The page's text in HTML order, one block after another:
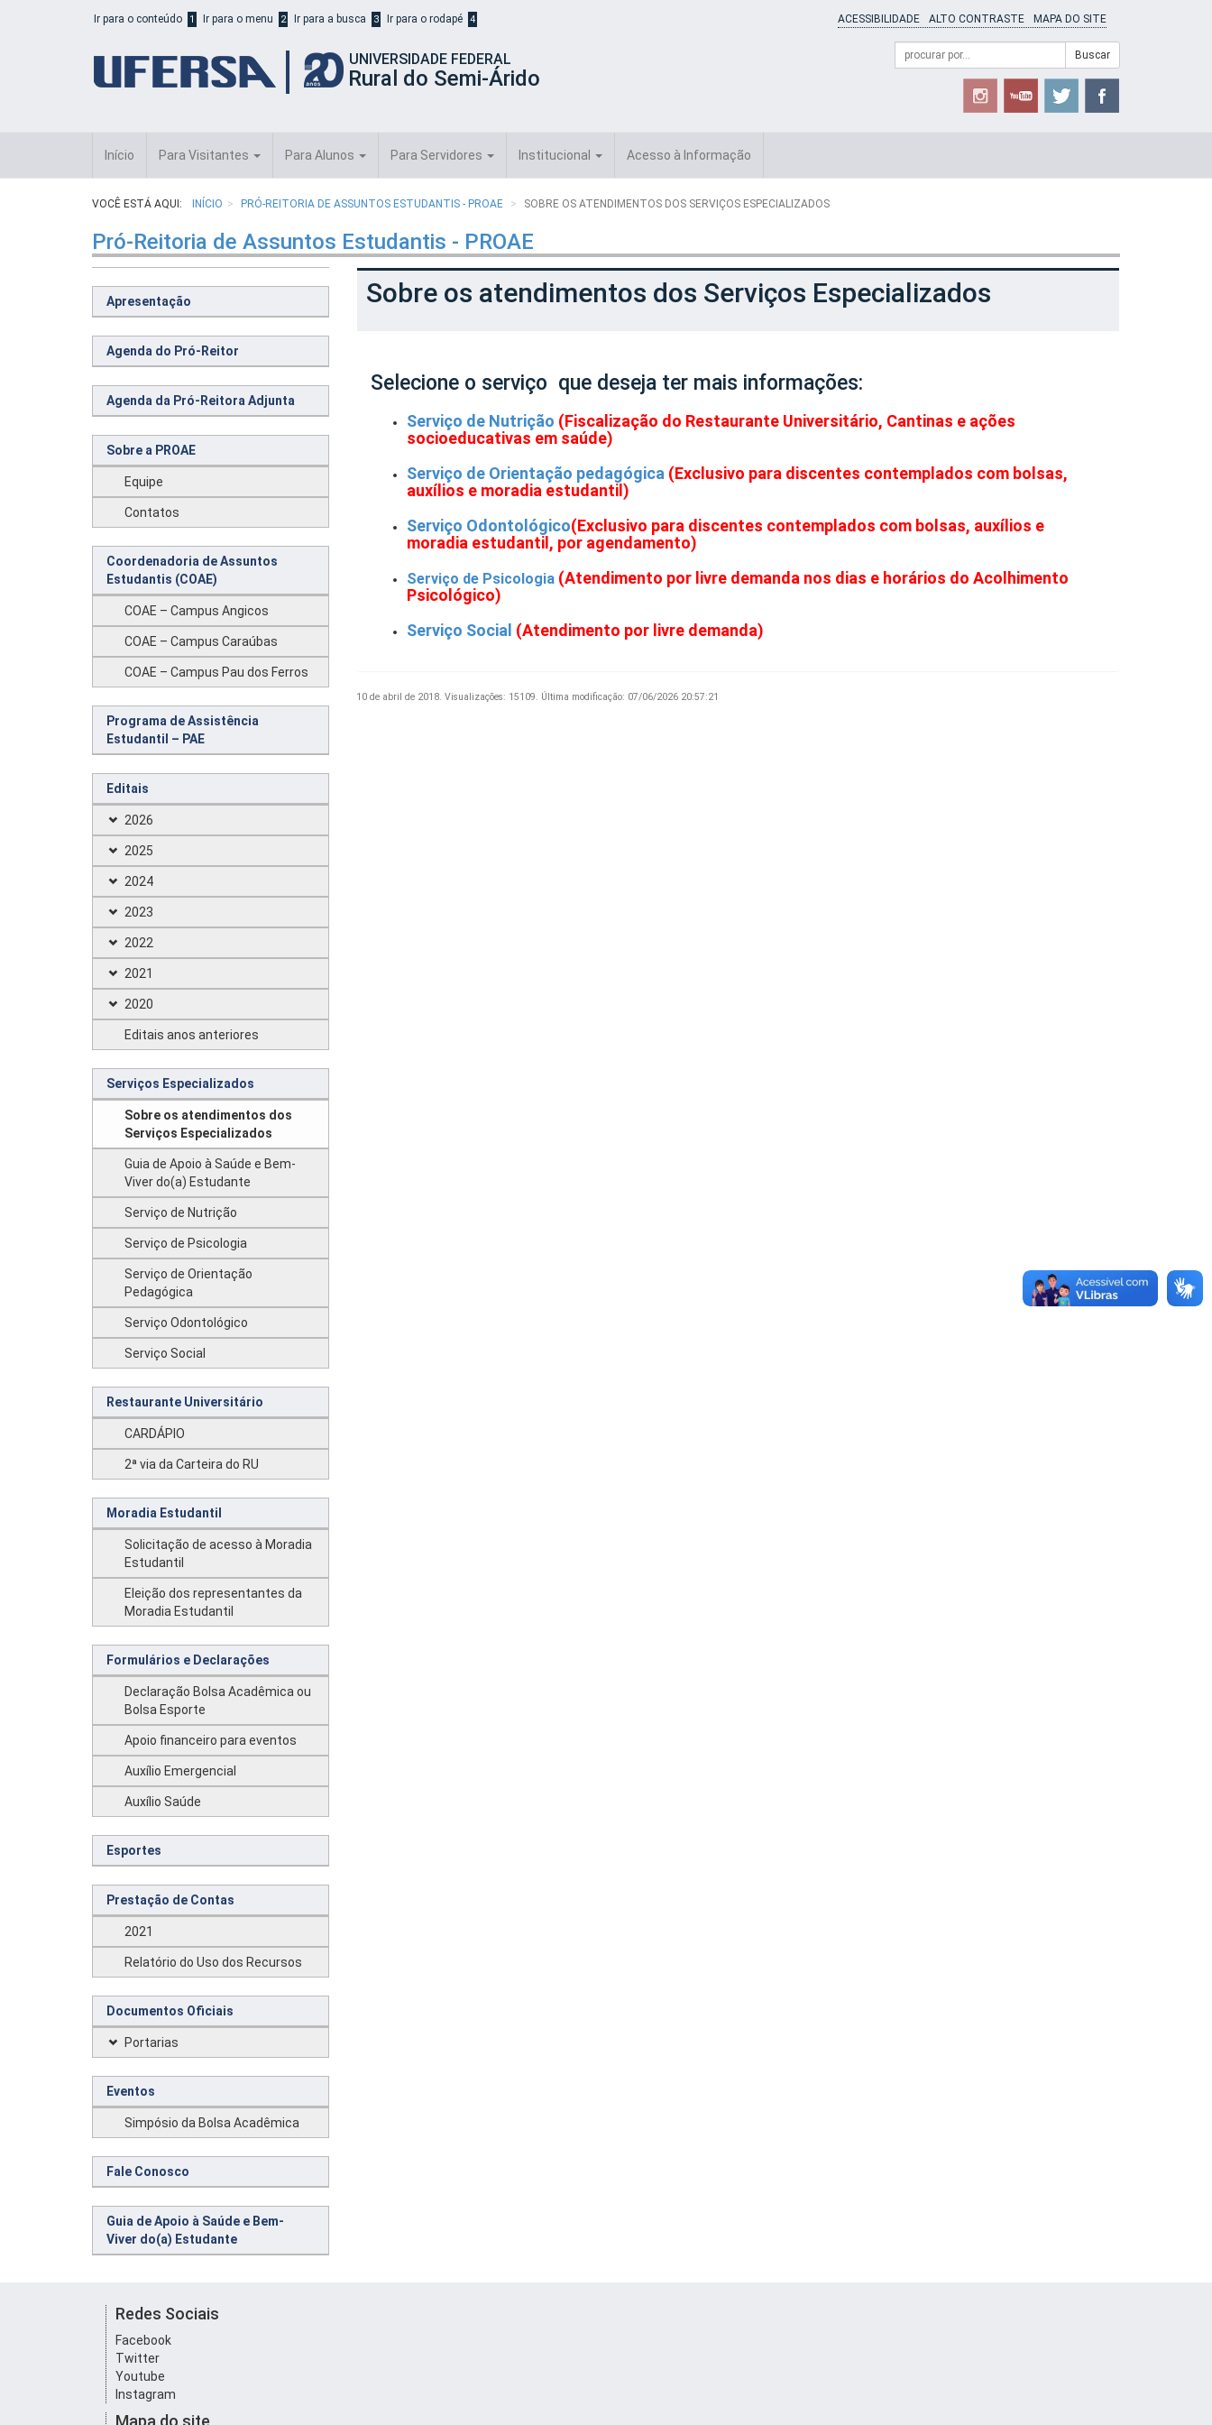
Ir para o conteúdo 1 Ir para o menu 2 Ir para a busca 3 Ir para o rodapé 4 ACESSIBILIDADE ALTO CONTRASTE MAPA DO SITE
UNIVERSIDADE FEDERAL
Rural do Semi-Árido
Formulário
Campo
de
Buscar
Início Para Visitantes Para Alunos Para Servidores Institucional Acesso à Informação
VOCÊ ESTÁ AQUI: INÍCIO PRÓ-REITORIA DE ASSUNTOS ESTUDANTIS - PROAE SOBRE OS ATENDIMENTOS DOS SERVIÇOS ESPECIALIZADOS
Pró-Reitoria de Assuntos Estudantis - PROAE
Apresentação
Agenda do Pró-Reitor
Agenda da Pró-Reitora Adjunta
Sobre a PROAE
Equipe
Contatos
Coordenadoria de Assuntos
Estudantis (COAE)
COAE – Campus Angicos
COAE – Campus Caraúbas
COAE – Campus Pau dos Ferros
Programa de Assistência
Estudantil – PAE
Editais
2026
2025
2024
2023
2022
2021
2020
Editais anos anteriores
Serviços Especializados
Sobre os atendimentos dos
Serviços Especializados
Guia de Apoio à Saúde e Bem-
Viver do(a) Estudante
Serviço de Nutrição
Serviço de Psicologia
Serviço de Orientação
Pedagógica
Serviço Odontológico
Serviço Social
Restaurante Universitário
CARDÁPIO
2ª via da Carteira do RU
Moradia Estudantil
Solicitação de acesso à Moradia
Estudantil
Eleição dos representantes da
Moradia Estudantil
Formulários e Declarações
Declaração Bolsa Acadêmica ou
Bolsa Esporte
Apoio financeiro para eventos
Auxílio Emergencial
Auxílio Saúde
Esportes
Prestação de Contas
2021
Relatório do Uso dos Recursos
Documentos Oficiais
Portarias
Eventos
Simpósio da Bolsa Acadêmica
Fale Conosco
Guia de Apoio à Saúde e Bem-
Viver do(a) Estudante
Sobre os atendimentos dos Serviços Especializados
Selecione o serviço que deseja ter mais informações:
Serviço de Nutrição (Fiscalização do Restaurante Universitário, Cantinas e ações
socioeducativas em saúde)
Serviço de Orientação pedagógica (Exclusivo para discentes contemplados com bolsas,
auxílios e moradia estudantil)
Serviço Odontológico(Exclusivo para discentes contemplados com bolsas, auxílios e
moradia estudantil, por agendamento)
Serviço de Psicologia (Atendimento por livre demanda nos dias e horários do Acolhimento
Psicológico)
Serviço Social (Atendimento por livre demanda)
10 de abril de 2018. Visualizações: 15109. Última modificação: 07/06/2026 20:57:21
Redes Sociais
Facebook
Twitter
Youtube
Instagram
Mapa do site